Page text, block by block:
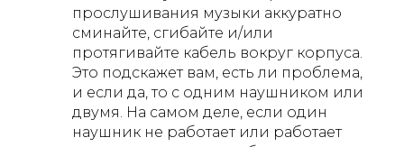
прослушивания музыки аккуратно
сминайте, сгибайте и/или
протягивайте кабель вокруг корпуса.
Это подскажет вам, есть ли проблема,
и если да, то с одним наушником или
двумя. На самом деле, если один
наушник не работает или работает